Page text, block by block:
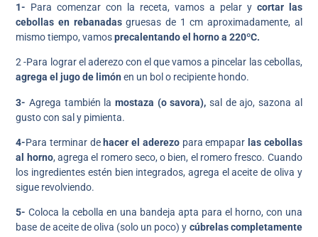
1- Para comenzar con la receta, vamos a pelar y cortar las
cebollas en rebanadasgruesas de 1 cm aproximadamente, al
mismo tiempo, vamosprecalentando el horno a 220ºC.
2 -Para lograr el aderezo con el que vamos a pincelar las cebollas,
agrega el jugo de limón en un bol o recipiente hondo.
3- Agrega también lamostaza (o savora), sal de ajo, sazona al
gusto con sal y pimienta.
4-Para terminar de hacer el aderezopara empapar las cebollas
al horno, agrega el romero seco, o bien, el romero fresco. Cuando
los ingredientes estén bien integrados, agrega el aceite de oliva y
sigue revolviendo.
5- Coloca la cebolla en una bandeja apta para el horno, con una
base de aceite de oliva (solo un poco) y cúbrelas completamente